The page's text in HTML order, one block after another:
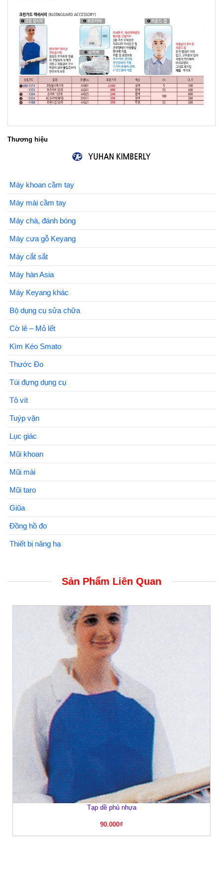
Thương hiệu
Máy khoan cầm tay
Máy mài cầm tay
Máy chà, đánh bóng
Máy cưa gỗ Keyang
Máy cắt sắt
Máy hàn Asia
Máy Keyang khác
Bộ dụng cụ sửa chữa
Cờ lê – Mỏ lết
Kìm Kéo Smato
Thước Đo
Túi đựng dụng cụ
Tô vít
Tuýp vặn
Lục giác
Mũi khoan
Mũi mài
Mũi taro
Giũa
Đồng hồ đo
Thiết bị nâng hạ
Sản Phẩm Liên Quan
Tạp dề phủ nhựa
90.000₫